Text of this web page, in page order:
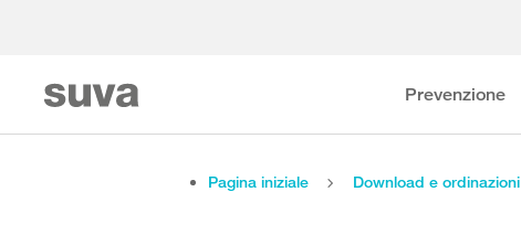
Prevenzione
Pagina iniziale Download e ordinazioni